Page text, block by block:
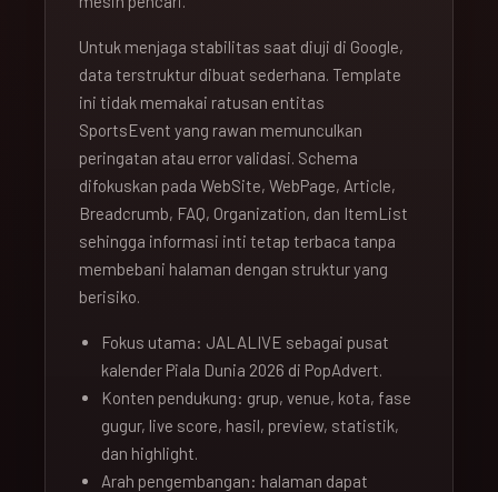
Untuk menjaga stabilitas saat diuji di Google,
data terstruktur dibuat sederhana. Template
ini tidak memakai ratusan entitas
SportsEvent yang rawan memunculkan
peringatan atau error validasi. Schema
difokuskan pada WebSite, WebPage, Article,
Breadcrumb, FAQ, Organization, dan ItemList
sehingga informasi inti tetap terbaca tanpa
membebani halaman dengan struktur yang
berisiko.
Fokus utama: JALALIVE sebagai pusat
kalender Piala Dunia 2026 di PopAdvert.
Konten pendukung: grup, venue, kota, fase
gugur, live score, hasil, preview, statistik,
dan highlight.
Arah pengembangan: halaman dapat